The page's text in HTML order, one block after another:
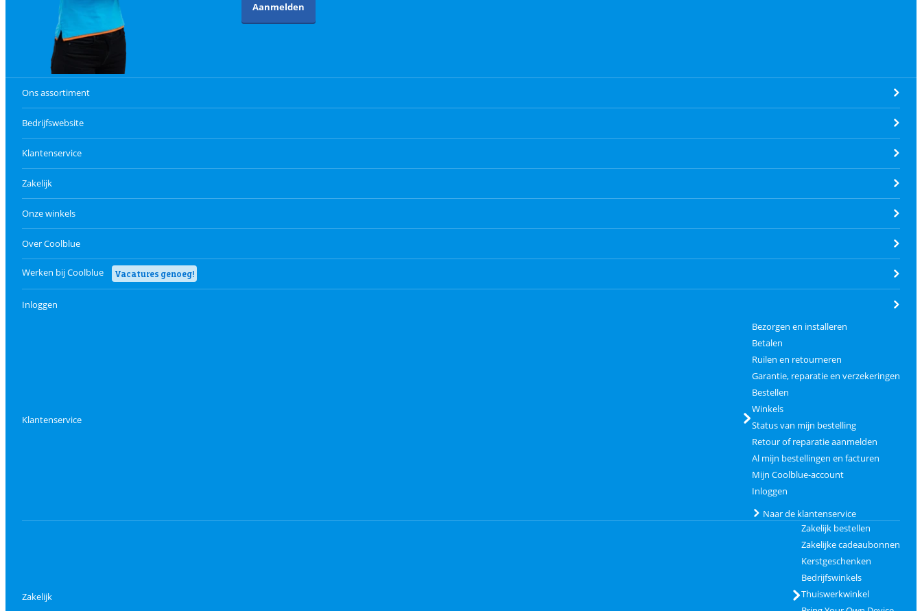
Aanmelden
Ons assortiment
Bedrijfswebsite
Klantenservice
Zakelijk
Onze winkels
Over Coolblue
Werken bij Coolblue Vacatures genoeg!
Inloggen
Klantenservice
Bezorgen en installeren
Betalen
Ruilen en retourneren
Garantie, reparatie en verzekeringen
Bestellen
Winkels
Status van mijn bestelling
Retour of reparatie aanmelden
Al mijn bestellingen en facturen
Mijn Coolblue-account
Inloggen
Naar de klantenservice
Zakelijk
Zakelijk bestellen
Zakelijke cadeaubonnen
Kerstgeschenken
Bedrijfswinkels
Thuiswerkwinkel